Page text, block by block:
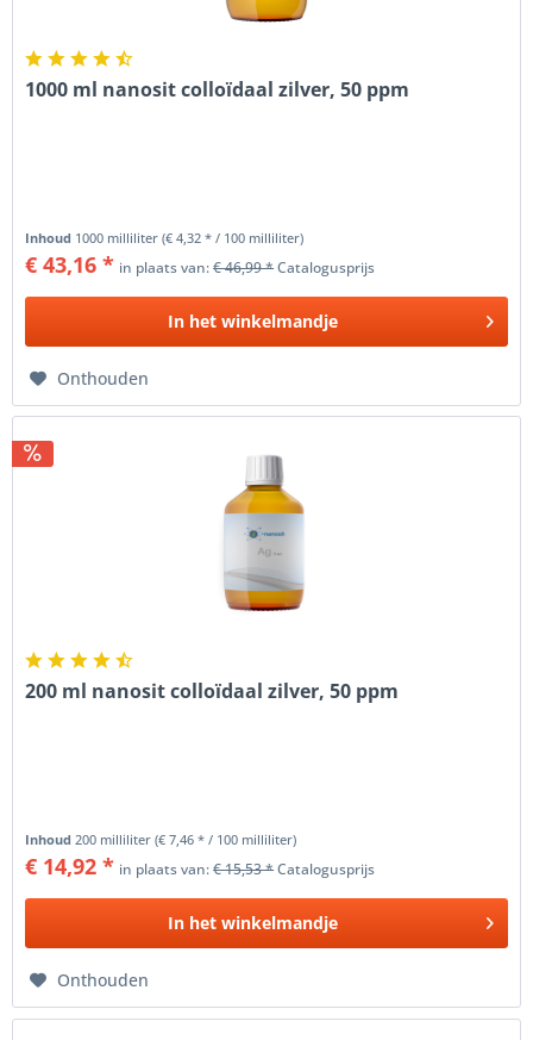
1000 ml nanosit colloïdaal zilver, 50 ppm
Inhoud 1000 milliliter(€ 4,32 * / 100 milliliter)
€ 43,16 * in plaats van:€ 46,99 *Catalogusprijs
In het winkelmandje
Onthouden
200 ml nanosit colloïdaal zilver, 50 ppm
Inhoud200 milliliter(€ 7,46 * / 100 milliliter)
€ 14,92 * in plaats van:€ 15,53 *Catalogusprijs
In het winkelmandje
Onthouden